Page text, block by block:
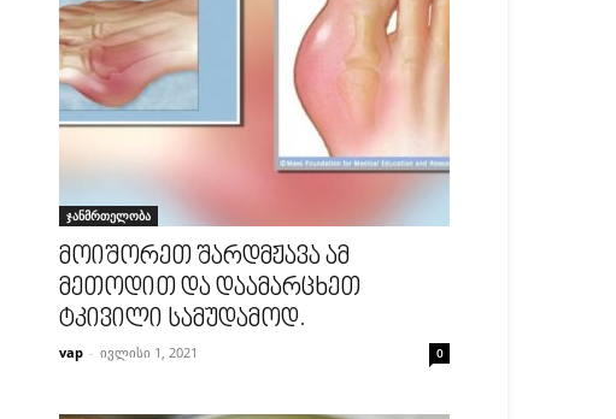
ჯანმრთელობა
მოიშორეთ შარდმჟავა ამ
მეთოდით და დაამარცხეთ
ტკივილი სამუდამოდ.
vap - ივლისი 1, 2021 0